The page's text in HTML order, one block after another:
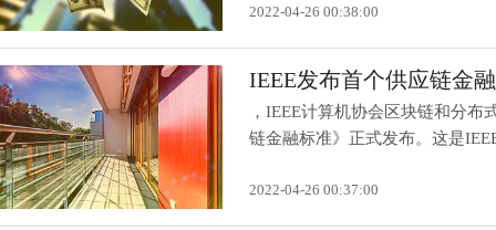
2022-04-26 00:38:00
IEEE发布首个供应链金
，IEEE计算机协会区块链和分
链金融标准》正式发布。这是
2022-04-26 00:37:00